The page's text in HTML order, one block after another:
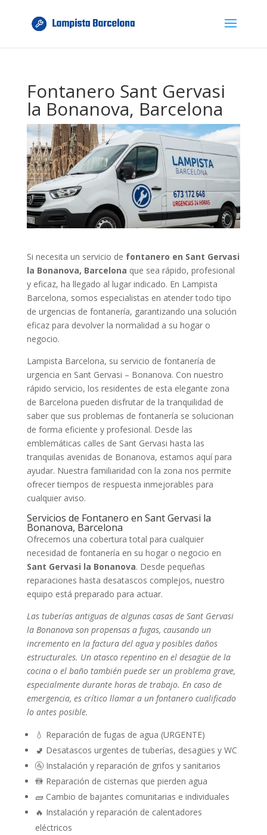
Fontanero Sant Gervasi
la Bonanova, Barcelona
Si necesita un servicio de fontanero en Sant Gervasi
la Bonanova, Barcelona que sea rápido, profesional
y eficaz, ha llegado al lugar indicado. En Lampista
Barcelona, somos especialistas en atender todo tipo
de urgencias de fontanería, garantizando una solución
eficaz para devolver la normalidad a su hogar o
negocio.
Lampista Barcelona, su servicio de fontanería de
urgencia en Sant Gervasi – Bonanova. Con nuestro
rápido servicio, los residentes de esta elegante zona
de Barcelona pueden disfrutar de la tranquilidad de
saber que sus problemas de fontanería se solucionan
de forma eficiente y profesional. Desde las
emblemáticas calles de Sant Gervasi hasta las
tranquilas avenidas de Bonanova, estamos aquí para
ayudar. Nuestra familiaridad con la zona nos permite
ofrecer tiempos de respuesta inmejorables para
cualquier aviso.
Servicios de Fontanero en Sant Gervasi la
Bonanova, Barcelona
Ofrecemos una cobertura total para cualquier
necesidad de fontanería en su hogar o negocio en
Sant Gervasi la Bonanova. Desde pequeñas
reparaciones hasta desatascos complejos, nuestro
equipo está preparado para actuar.
Las tuberías antiguas de algunas casas de Sant Gervasi
la Bonanova son propensas a fugas, causando un
incremento en la factura del agua y posibles daños
estructurales. Un atasco repentino en el desagüe de la
cocina o el baño también puede ser un problema grave,
especialmente durante horas de trabajo. En caso de
emergencia, es crítico llamar a un fontanero cualificado
lo antes posible.
💧 Reparación de fugas de agua (URGENTE)
🚽 Desatascos urgentes de tuberías, desagües y WC
🚰 Instalación y reparación de grifos y sanitarios
🚻 Reparación de cisternas que pierden agua
🧱 Cambio de bajantes comunitarias e individuales
🔥 Instalación y reparación de calentadores
eléctricos